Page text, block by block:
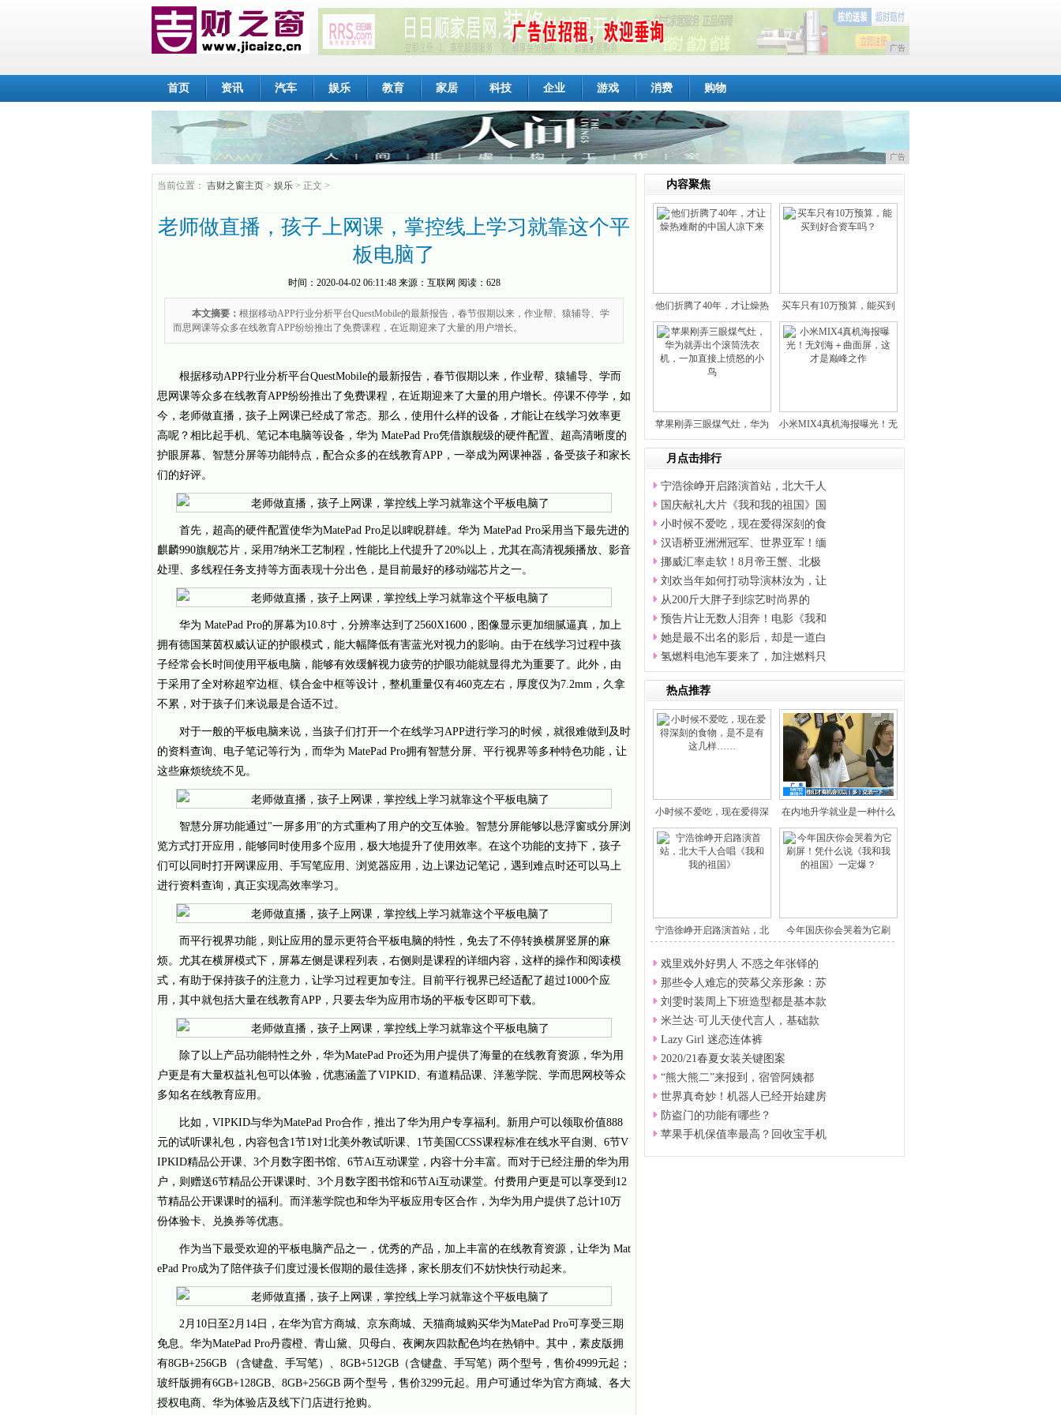
广告
首页 资讯 汽车 娱乐 教育 家居 科技 企业 游戏 消费 购物
广告
当前位置： 吉财之窗主页 > 娱乐 > 正文 >
老师做直播，孩子上网课，掌控线上学习就靠这个平
板电脑了
时间： 2020-04-02 06:11:48来源： 互联网 阅读：628
本文摘要： 根据移动APP行业分析平台QuestMobile的最新报告，春节假期以来，作业帮、猿辅导、学
而思网课等众多在线教育APP纷纷推出了免费课程，在近期迎来了大量的用户增长。
根据移动APP行业分析平台QuestMobile的最新报告，春节假期以来，作业帮、猿辅导、学而
思网课等众多在线教育APP纷纷推出了免费课程，在近期迎来了大量的用户增长。停课不停学，如
今，老师做直播，孩子上网课已经成了常态。那么，使用什么样的设备，才能让在线学习效率更
高呢？相比起手机、笔记本电脑等设备，华为 MatePad Pro凭借旗舰级的硬件配置、超高清晰度的
护眼屏幕、智慧分屏等功能特点，配合众多的在线教育APP，一举成为网课神器，备受孩子和家长
们的好评。
首先，超高的硬件配置使华为MatePad Pro足以睥睨群雄。华为 MatePad Pro采用当下最先进的
麒麟990旗舰芯片，采用7纳米工艺制程，性能比上代提升了20%以上，尤其在高清视频播放、影音
处理、多线程任务支持等方面表现十分出色，是目前最好的移动端芯片之一。
华为 MatePad Pro的屏幕为10.8寸，分辨率达到了2560X1600，图像显示更加细腻逼真，加上
拥有德国莱茵权威认证的护眼模式，能大幅降低有害蓝光对视力的影响。由于在线学习过程中孩
子经常会长时间使用平板电脑，能够有效缓解视力疲劳的护眼功能就显得尤为重要了。此外，由
于采用了全对称超窄边框、镁合金中框等设计，整机重量仅有460克左右，厚度仅为7.2mm，久拿
不累，对于孩子们来说最是合适不过。
对于一般的平板电脑来说，当孩子们打开一个在线学习APP进行学习的时候，就很难做到及时
的资料查询、电子笔记等行为，而华为 MatePad Pro拥有智慧分屏、平行视界等多种特色功能，让
这些麻烦统统不见。
智慧分屏功能通过"一屏多用"的方式重构了用户的交互体验。智慧分屏能够以悬浮窗或分屏浏
览方式打开应用，能够同时使用多个应用，极大地提升了使用效率。在这个功能的支持下，孩子
们可以同时打开网课应用、手写笔应用、浏览器应用，边上课边记笔记，遇到难点时还可以马上
进行资料查询，真正实现高效率学习。
而平行视界功能，则让应用的显示更符合平板电脑的特性，免去了不停转换横屏竖屏的麻
烦。尤其在横屏模式下，屏幕左侧是课程列表，右侧则是课程的详细内容，这样的操作和阅读模
式，有助于保持孩子的注意力，让学习过程更加专注。目前平行视界已经适配了超过1000个应
用，其中就包括大量在线教育APP，只要去华为应用市场的平板专区即可下载。
除了以上产品功能特性之外，华为MatePad Pro还为用户提供了海量的在线教育资源，华为用
户更是有大量权益礼包可以体验，优惠涵盖了VIPKID、有道精品课、洋葱学院、学而思网校等众
多知名在线教育应用。
比如，VIPKID与华为MatePad Pro合作，推出了华为用户专享福利。新用户可以领取价值888
元的试听课礼包，内容包含1节1对1北美外教试听课、1节美国CCSS课程标准在线水平自测、6节V
IPKID精品公开课、3个月数字图书馆、6节Ai互动课堂，内容十分丰富。而对于已经注册的华为用
户，则赠送6节精品公开课课时、3个月数字图书馆和6节Ai互动课堂。付费用户更是可以享受到12
节精品公开课课时的福利。而洋葱学院也和华为平板应用专区合作，为华为用户提供了总计10万
份体验卡、兑换券等优惠。
作为当下最受欢迎的平板电脑产品之一，优秀的产品，加上丰富的在线教育资源，让华为 Mat
ePad Pro成为了陪伴孩子们度过漫长假期的最佳选择，家长朋友们不妨快快行动起来。
2月10日至2月14日，在华为官方商城、京东商城、天猫商城购买华为MatePad Pro可享受三期
免息。华为MatePad Pro丹霞橙、青山黛、贝母白、夜阑灰四款配色均在热销中。其中，素皮版拥
有8GB+256GB （含键盘、手写笔）、8GB+512GB（含键盘、手写笔）两个型号，售价4999元起；
玻纤版拥有6GB+128GB、8GB+256GB 两个型号，售价3299元起。用户可通过华为官方商城、各大
授权电商、华为体验店及线下门店进行抢购。
内容聚焦
他们折腾了40年，才让燥热
难耐
买车只有10万预算，能买到
好合
苹果刚弄三眼煤气灶，华为
就弄出
小米MIX4真机海报曝光！无
刘
月点击排行
宁浩徐峥开启路演首站，北大千人
国庆献礼大片《我和我的祖国》国
小时候不爱吃，现在爱得深刻的食
汉语桥亚洲洲冠军、世界亚军！缅
挪威汇率走软！8月帝王蟹、北极
刘欢当年如何打动导演林汝为，让
从200斤大胖子到综艺时尚界的
预告片让无数人泪奔！电影《我和
她是最不出名的影后，却是一道白
氢燃料电池车要来了，加注燃料只
热点推荐
小时候不爱吃，现在爱得深
刻的食
在内地升学就业是一种什么
fee
宁浩徐峥开启路演首站，北
今年国庆你会哭着为它刷
戏里戏外好男人 不惑之年张铎的
那些令人难忘的荧幕父亲形象：苏
刘雯时装周上下班造型都是基本款
米兰达·可儿天使代言人，基础款
Lazy Girl 迷恋连体裤
2020/21春夏女装关键图案
“熊大熊二”来报到，宿管阿姨都
世界真奇妙！机器人已经开始建房
防盗门的功能有哪些？
苹果手机保值率最高？回收宝手机